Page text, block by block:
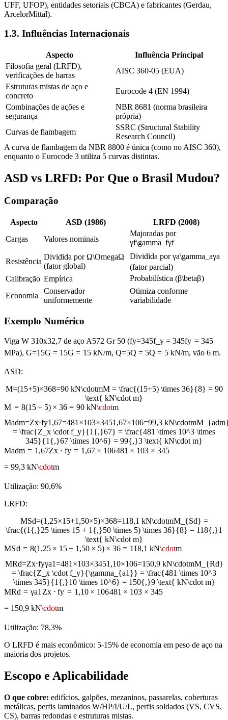
UFF, UFOP), entidades setoriais (CBCA) e fabricantes (Gerdau,
ArcelorMittal).
1.3. Influências Internacionais
Aspecto
Influência Principal
Filosofia geral (LRFD),
verificações de barras
AISC 360-05 (EUA)
Estruturas mistas de aço e
concreto
Eurocode 4 (EN 1994)
Combinações de ações e
segurança
NBR 8681 (norma brasileira
própria)
Curvas de flambagem
SSRC (Structural Stability
Research Council)
A curva de flambagem da NBR 8800 é única (como no AISC 360),
enquanto o Eurocode 3 utiliza 5 curvas distintas.
ASD vs LRFD: Por Que o Brasil Mudou?
Comparação
Aspecto ASD (1986)
LRFD (2008)
Cargas
Valores nominais
Majoradas por
γf\gamma_fγf
Resistência
Dividida porΩ\OmegaΩ
(fator global)
Dividida porγa\gamma_aγa
(fator parcial)
Calibração Empírica Probabilística (β\betaβ)
Economia
Conservador
uniformemente
Otimiza conforme
variabilidade
Exemplo Numérico
Viga W 310x32,7 de aço A572 Gr 50 (fy=345f_y = 345fy = 345
MPa), G=15G = 15G = 15kN/m, Q=5Q = 5Q = 5kN/m, vão 6 m.
ASD:
M=(15+5)×368=90kN\cdotmM = \frac{(15+5) \times 36}{8} = 90
\text{ kN\cdot m}
M = 8(15 + 5) × 36 = 90kN\cdotm
Madm=Zx⋅fy1,67=481 ×103×3451,67×106=99,3 kN\cdotm
= \frac{Z_x \cdot f_y}{1{,}67} = \frac{481 \times 10^3 \times
345}{1{,}67 \times 10^6} = 99{,}3 \text{ kN\cdot m}
Madm = 1 ,67Zx ⋅ fy = 1 ,67 × 106481 × 103 × 345
= 99,3 kN\cdotm
Utilização: 90,6%
LRFD:
MSd=(1,25×15+1,50×5)×368=118,1 kN\cdotmM_{Sd} =
\frac{(1{,}25 \times 15 + 1{,}50 \times 5) \times 36}{8} = 118{,}1
\text{ kN\cdot m}
MSd = 8(1 ,25 × 15 + 1 ,50 × 5) × 36 = 118,1 kN\cdotm
MRd=Zx⋅fyγa1=481 ×103×3451,10×106=150,9kN\cdotmM_{Rd}
= \frac{Z_x \cdot f_y}{\gamma_{a1}} = \frac{481 \times 10^3
\times 345}{1{,}10 \times 10^6} = 150{,}9 \text{ kN\cdot m}
MRd = γa1 Zx ⋅ fy = 1 ,10 × 106481 × 103 × 345
= 150,9 kN\cdotm
Utilização: 78,3%
O LRFD é mais econômico: 5-15% de economia em peso de aço na
maioria dos projetos.
Escopo e Aplicabilidade
O que cobre: edifícios, galpões, mezaninos, passarelas, coberturas
metálicas, perfis laminados W/HP/I/U/L, perfis soldados (VS, CVS,
CS), barras redondas e estruturas mistas.